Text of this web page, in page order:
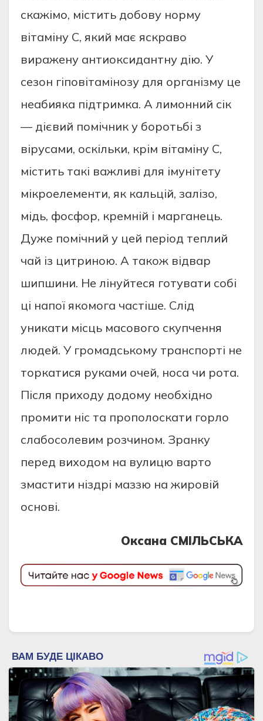
скажімо, містить добову норму
вітаміну С, який має яскраво
виражену антиоксидантну дію. У
сезон гіповітамінозу для організму це
неабияка підтримка. А лимонний сік
— дієвий помічник у боротьбі з
вірусами, оскільки, крім вітаміну С,
містить такі важливі для імунітету
мікроелементи, як кальцій, залізо,
мідь, фосфор, кремній і марганець.
Дуже помічний у цей період теплий
чай із цитриною. А також відвар
шипшини. Не лінуйтеся готувати собі
ці напої якомога частіше. Слід
уникати місць масового скупчення
людей. У громадському транспорті не
торкатися руками очей, носа чи рота.
Після приходу додому необхідно
промити ніс та прополоскати горло
слабосолевим розчином. Зранку
перед виходом на вулицю варто
змастити ніздрі маззю на жировій
основі.
Оксана СМІЛЬСЬКА